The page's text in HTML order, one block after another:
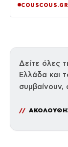
COUSCOUS.GR
Δείτε όλες
Ελλάδα και
συμβαίνουν,